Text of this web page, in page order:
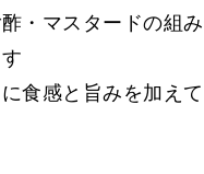
・マスタードの組
食感と旨みを加え